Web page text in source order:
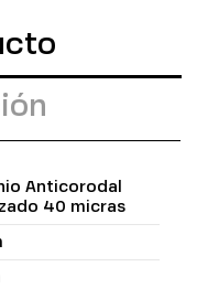
Anticorodal
40 micras